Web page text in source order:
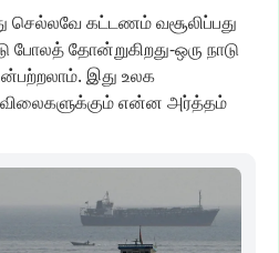
செல்லவே கட்டணம்வசூலிப்பது
போலத்தோன்றுகிறது-ஒரு நாடு
இது உலக
விலைகளுக்கும்என்ன அர்த்தம்